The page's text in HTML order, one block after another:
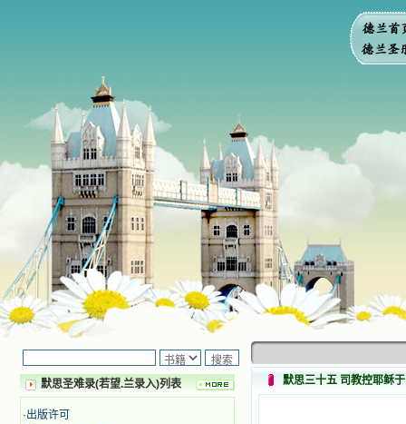
默思圣难录(若望.兰录入)列表
·出版许可
默思三十五 司教控耶稣